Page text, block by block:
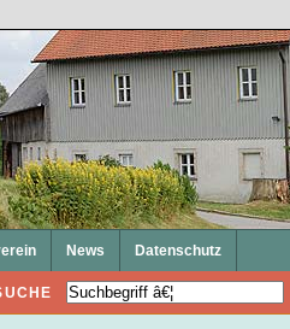
News Datenschutz